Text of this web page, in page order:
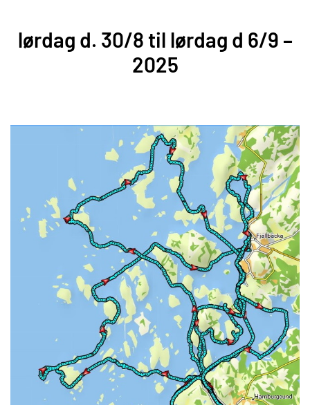
lørdag d. 30/8 til lørdag d 6/9 –
2025